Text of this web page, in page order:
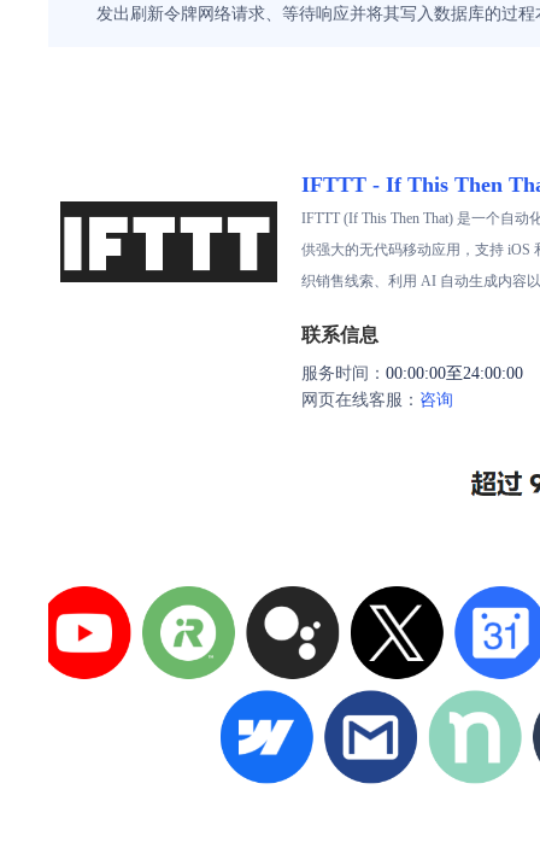
发出刷新令牌网络请求、等待响应并将其写入数据库的过
IFTTT - If This Then
IFTTT (If This Then That) 是一个自
供强大的无代码移动应用，支持 iOS
织销售线索、利用 AI 自动生成内容
联系信息
服务时间： 00:00:00至24:00:00
网页在线客服： 咨询